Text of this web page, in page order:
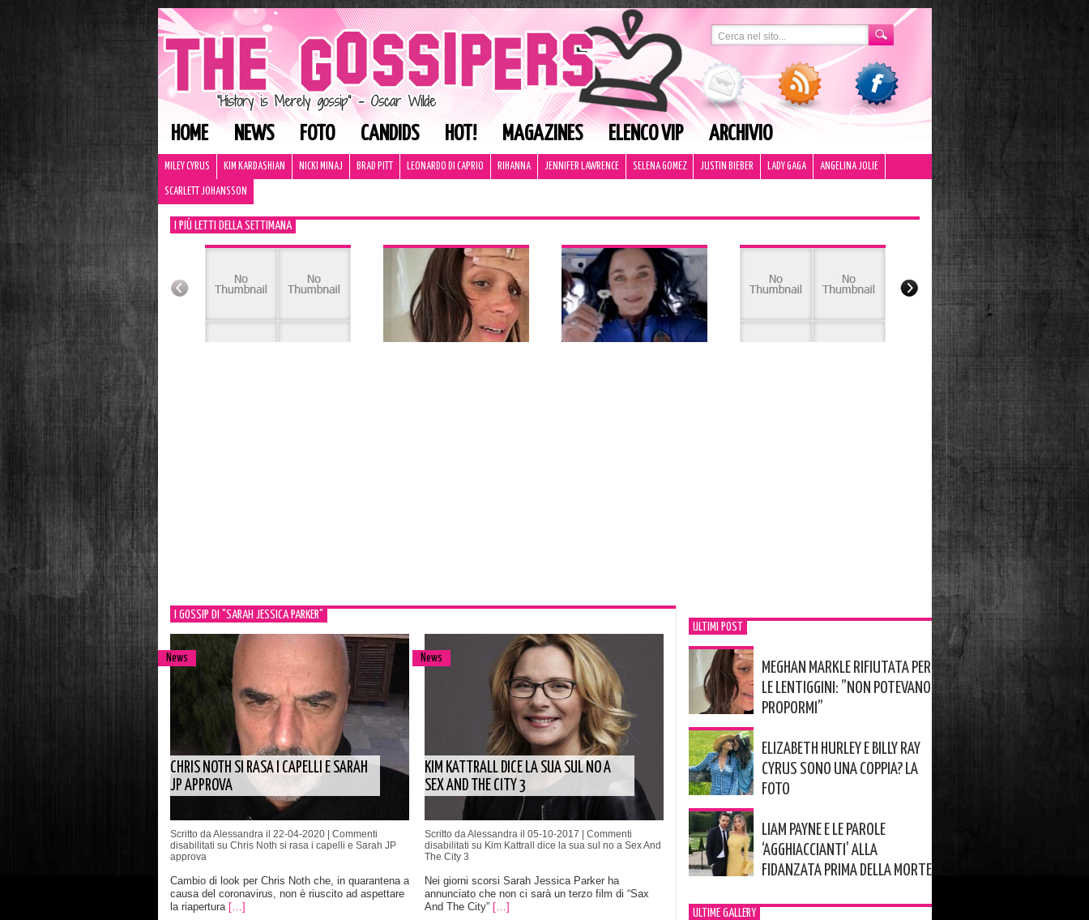
HOME NEWS FOTO CANDIDS HOT! MAGAZINES ELENCO VIP ARCHIVIO
MILEY CYRUS KIM KARDASHIAN NICKI MINAJ BRAD PITT LEONARDO DI CAPRIO RIHANNA JENNIFER LAWRENCE SELENA GOMEZ JUSTIN BIEBER LADY GAGA ANGELINA JOLIE
SCARLETT JOHANSSON
I PIÙ LETTI DELLA SETTIMANA
I GOSSIP DI "SARAH JESSICA PARKER"
News
CHRIS NOTH SI RASA I CAPELLI E SARAH
JP APPROVA
Scritto da Alessandra il 22-04-2020 | Commenti
disabilitati su Chris Noth si rasa i capelli e Sarah JP
approva
Cambio di look per Chris Noth che, in quarantena a
causa del coronavirus, non è riuscito ad aspettare
la riapertura […]
News
KIM KATTRALL DICE LA SUA SUL NO A
SEX AND THE CITY 3
Scritto da Alessandra il 05-10-2017 | Commenti
disabilitati su Kim Kattrall dice la sua sul no a Sex And
The City 3
Nei giorni scorsi Sarah Jessica Parker ha
annunciato che non ci sarà un terzo film di “Sax
And The City” […]
ULTIMI POST
MEGHAN MARKLE RIFIUTATA PER
LE LENTIGGINI: ”NON POTEVANO
PROPORMI”
ELIZABETH HURLEY E BILLY RAY
CYRUS SONO UNA COPPIA? LA
FOTO
LIAM PAYNE E LE PAROLE
‘AGGHIACCIANTI’ ALLA
FIDANZATA PRIMA DELLA MORTE
ULTIME GALLERY